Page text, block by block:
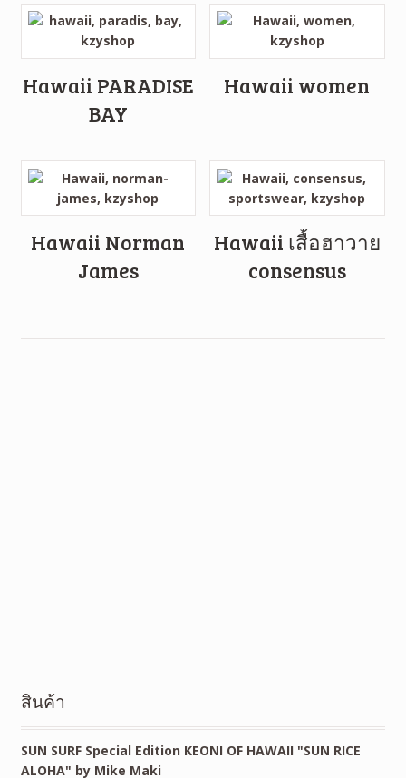
Hawaii PARADISE
BAY
Hawaii women
Hawaii Norman
James
Hawaii เสื้อฮาวาย
consensus
สินค้า
SUN SURF Special Edition KEONI OF HAWAII "SUN RICE
ALOHA" by Mike Maki